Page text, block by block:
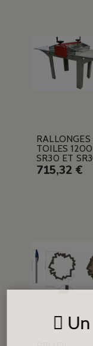
RALLONGES
TOILES
SR30 ET
715,32 €